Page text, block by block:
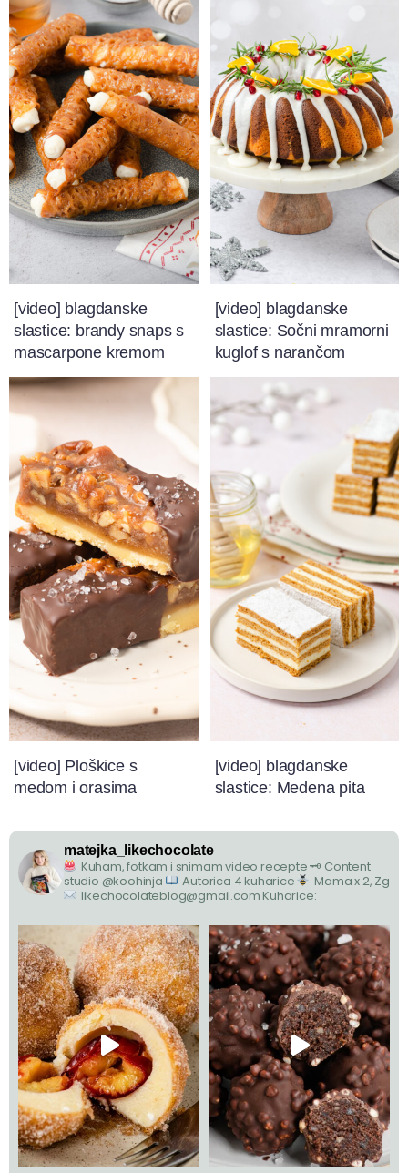
[video] blagdanske
slastice: brandy snaps s
mascarpone kremom
[video] blagdanske
slastice: Sočni mramorni
kuglof s narančom
[video] Ploškice s
medom i orasima
[video] blagdanske
slastice: Medena pita
matejka_likechocolate
Kuham, fotkam i snimam video recepte🗝 Content
studio @koohinja
Autorica 4 kuharice
Mama x 2, Zg
likechocolateblog@gmail.com Kuharice: